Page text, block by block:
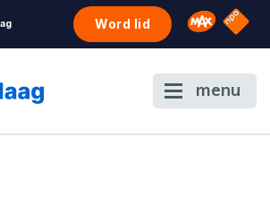
Word lid Omroep
NPO
menu